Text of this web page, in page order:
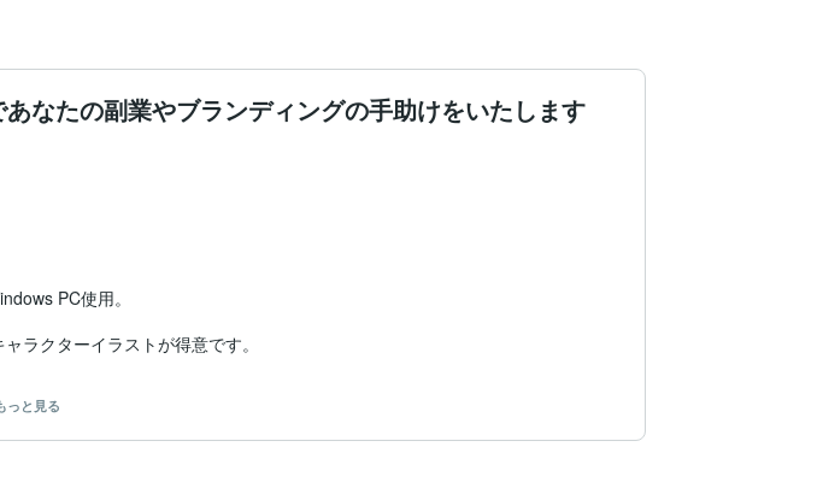
なたの副業やブランディングの手助けをいたします
PC使用。
ラクターイラストが得意です。
っと見る